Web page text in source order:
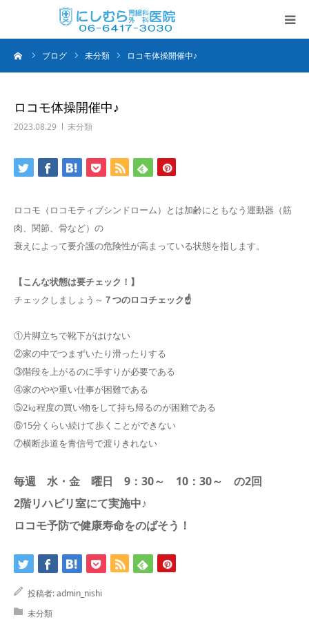
ブログ 未分類 ロコモ体操開催中♪
ロコモ体操開催中♪
2023.08.29 未分類
ロコモ（ロコモティブシンドローム）とは加齢にともなう運動器（筋
肉、関節、骨など）の
衰えによって要介護の危険性が高まっている状態を指します。
【こんな状態は要チェック！】
チェックしましょう～ ７つのロコチェック☝
①片脚立ちで靴下がはけない
②家の中でつまずいたり滑ったりする
③階段を上がるのに手すりが必要である
④家のやや重い仕事が困難である
⑤2㎏程度の買い物をして持ち帰るのが困難である
⑥15分くらい続けて歩くことができない
⑦横断歩道を青信号で渡りきれない
毎週 水・金 曜日 9：30～ 10：30～ の2回
2階リハビリ室にて実施中♪
ロコモ予防で健康寿命をのばそう！
投稿者:admin_nishi
未分類
TOP
日帰り手術
胃・内視鏡検査
当院のサービス
採用情報